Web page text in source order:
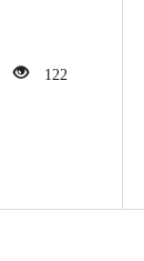
122